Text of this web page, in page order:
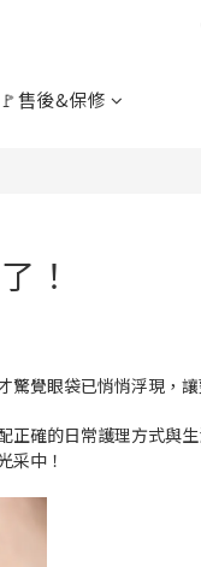
🚩售後&保修
！
覺眼袋已悄悄浮現，
確的日常護理方式與
采中！